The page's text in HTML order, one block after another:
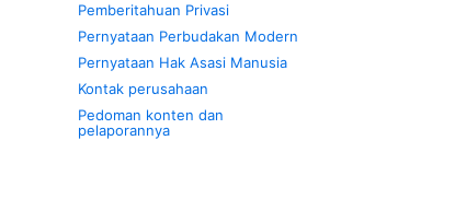
Pemberitahuan Privasi
Pernyataan Perbudakan Modern
Pernyataan Hak Asasi Manusia
Kontak perusahaan
Pedoman konten dan
pelaporannya